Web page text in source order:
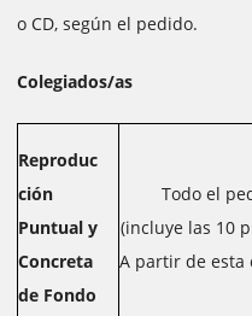
o CD, según el pedido.
Colegiados/as
Reproduc
ción
Puntual y
Concreta
de Fondo
Todo el
(incluye las 10
A partir de esta